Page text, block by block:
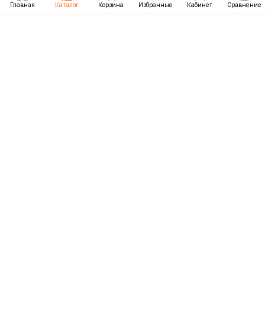
Главная Каталог Корзина Избранные Кабинет Сравнение